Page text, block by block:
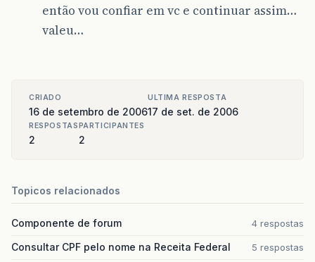
então vou confiar em vc e continuar assim…
valeu…
CRIADO
16 de setembro de 2006
ULTIMA RESPOSTA
17 de set. de 2006
RESPOSTAS
2
PARTICIPANTES
2
Topicos relacionados
Componente de forum 4 respostas
Consultar CPF pelo nome na Receita Federal 5 respostas